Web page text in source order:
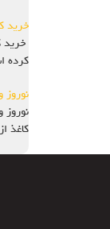
خرید
کرده
نوروز
نوروز
کاغذ